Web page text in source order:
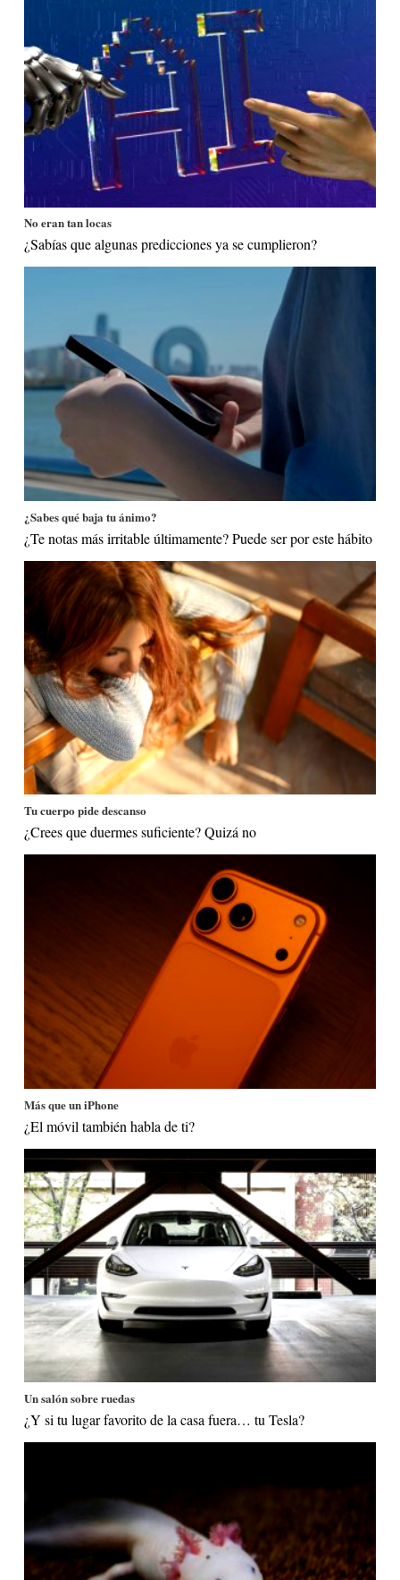
No eran tan locas
¿Sabías que algunas predicciones ya se cumplieron?
¿Sabes qué baja tu ánimo?
¿Te notas más irritable últimamente? Puede ser por este hábito
Tu cuerpo pide descanso
¿Crees que duermes suficiente? Quizá no
Más que un iPhone
¿El móvil también habla de ti?
Un salón sobre ruedas
¿Y si tu lugar favorito de la casa fuera… tu Tesla?